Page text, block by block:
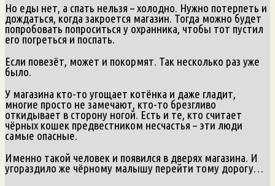
Но еды нет, а спать нельзя – холодно. Нужно потерпеть и
дождаться, когда закроется магазин. Тогда можно будет
попробовать попроситься у охранника, чтобы тот пустил
его погреться и поспать.
Если повезёт, может и покормят. Так несколько раз уже
было.
У магазина кто-то угощает котёнка и даже гладит,
многие просто не замечают, кто-то брезгливо
откидывает в сторону ногой. Есть и те, кто считает
чёрных кошек предвестником несчастья – эти люди
самые опасные.
Именно такой человек и появился в дверях магазина. И
угораздило же чёрному малышу перейти тому дорогу…